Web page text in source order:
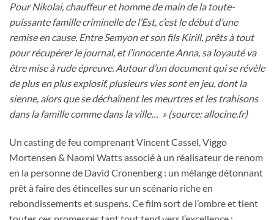
Pour Nikolai, chauffeur et homme de main de la toute-
puissante famille criminelle de l’Est, c’est le début d’une
remise en cause. Entre Semyon et son fils Kirill, prêts à tout
pour récupérer le journal, et l’innocente Anna, sa loyauté va
être mise à rude épreuve. Autour d’un document qui se révèle
de plus en plus explosif, plusieurs vies sont en jeu, dont la
sienne, alors que se déchaînent les meurtres et les trahisons
dans la famille comme dans la ville… » (source: allocine.fr)
Un casting de feu comprenant Vincent Cassel, Viggo
Mortensen & Naomi Watts associé à un réalisateur de renom
en la personne de David Cronenberg : un mélange détonnant
prêt à faire des étincelles sur un scénario riche en
rebondissements et suspens. Ce film sort de l’ombre et tient